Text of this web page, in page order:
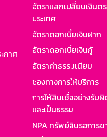
กาศ
อัตราแลกเปลี่ยนเงินต
ประเทศ
อัตราดอกเบี้ยเงินฝาก
อัตราดอกเบี้ยเงินกู้
อัตราค่าธรรมเนียม
ช่องทางการให้บริการ
การให้สินเชื่ออย่างรับ
และเป็นธรรม
NPA ทรัพย์สินรอการข